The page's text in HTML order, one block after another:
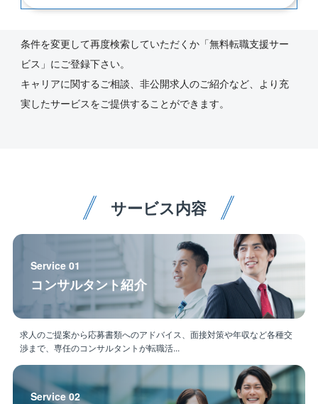
条件を変更して再度検索していただくか「無料転職支援サー
ビス」にご登録下さい。
キャリアに関するご相談、非公開求人のご紹介など、より充
実したサービスをご提供することができます。
サービス内容
Service 01
コンサルタント紹介
求人のご提案から応募書類へのアドバイス、面接対策や年収など各種交
渉まで、専任のコンサルタントが転職活...
Service 02